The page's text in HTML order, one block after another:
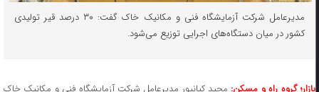
مدیرعامل شرکت آزمایشگاه فنی و مکانیک خاک گفت: ۳۰ درصد قیر تولیدی
کشور در میان دستگاه‌های اجرایی توزیع می‌شود.
بازار؛ گروه راه و مسکن:مجید کیانپور مدیرعامل شرکت آزمایشگاه فنی و مکانیک خاک